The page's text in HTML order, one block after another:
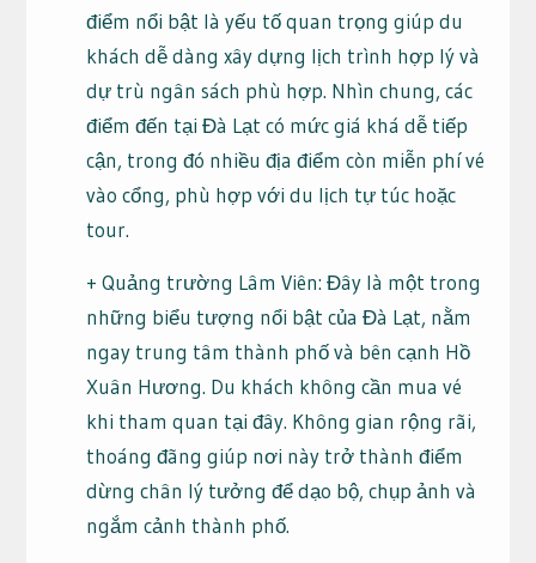
điểm nổi bật là yếu tố quan trọng giúp du
khách dễ dàng xây dựng lịch trình hợp lý và
dự trù ngân sách phù hợp. Nhìn chung, các
điểm đến tại Đà Lạt có mức giá khá dễ tiếp
cận, trong đó nhiều địa điểm còn miễn phí vé
vào cổng, phù hợp với du lịch tự túc hoặc
tour.
+ Quảng trường Lâm Viên: Đây là một trong
những biểu tượng nổi bật của Đà Lạt, nằm
ngay trung tâm thành phố và bên cạnh Hồ
Xuân Hương. Du khách không cần mua vé
khi tham quan tại đây. Không gian rộng rãi,
thoáng đãng giúp nơi này trở thành điểm
dừng chân lý tưởng để dạo bộ, chụp ảnh và
ngắm cảnh thành phố.